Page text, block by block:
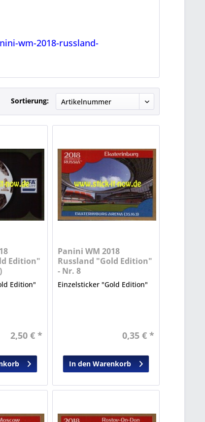
wm-2018-russland-
Sortierung:
Edition"
Edition"
2,50 € *
Panini WM 2018
Russland "Gold Edition"
- Nr. 8
Einzelsticker "Gold Edition"
0,35 € *
In den Warenkorb